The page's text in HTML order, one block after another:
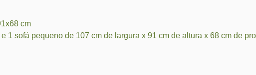
cm
1 sofá pequeno de 107 cm de largura x 91 cm de altura x 68 cm de